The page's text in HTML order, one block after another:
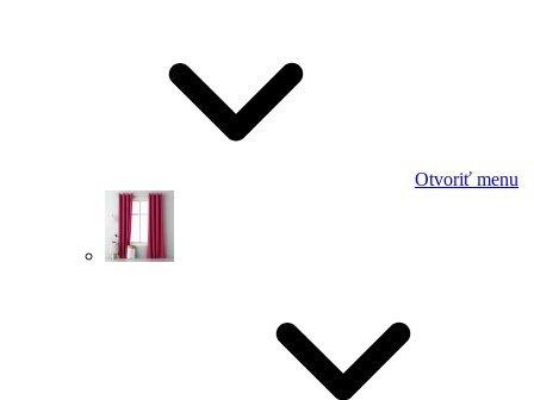
Otvoriť menu